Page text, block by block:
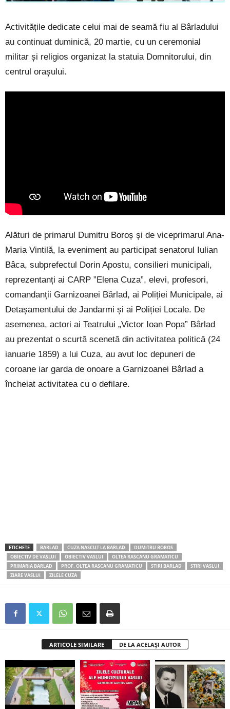
Activitățile dedicate celui mai de seamă fiu al Bârladului
au continuat duminică, 20 martie, cu un ceremonial
militar și religios organizat la statuia Domnitorului, din
centrul orașului.
Alături de primarul Dumitru Boroș și de viceprimarul Ana-
Maria Vintilă, la eveniment au participat senatorul Iulian
Bâca, subprefectul Dorin Apostu, consilieri municipali,
reprezentanți ai CARP ”Elena Cuza”, elevi, profesori,
comandanții Garnizoanei Bârlad, ai Poliției Municipale, ai
Detașamentului de Jandarmi și ai Poliției Locale. De
asemenea, actori ai Teatrului „Victor Ioan Popa” Bârlad
au prezentat o scurtă scenetă din activitatea politică (24
ianuarie 1859) a lui Cuza, au avut loc depuneri de
coroane iar garda de onoare a Garnizoanei Bârlad a
încheiat activitatea cu o defilare.
ETICHETE BARLAD CUZA NASCUT LA BARLAD
DUMITRU BOROS
OBIECTIV DE VASLUI
OBIECTIV VASLUI
OLTEA RASCANU GRAMATICU
PRIMARIA BARLAD
PROF. OLTEA RASCANU GRAMATICU STIRI BARLAD
STIRI VASLUI
ZIARE VASLUI
ZILELE CUZA
ARTICOLE SIMILARE DE LA ACELAȘI AUTOR